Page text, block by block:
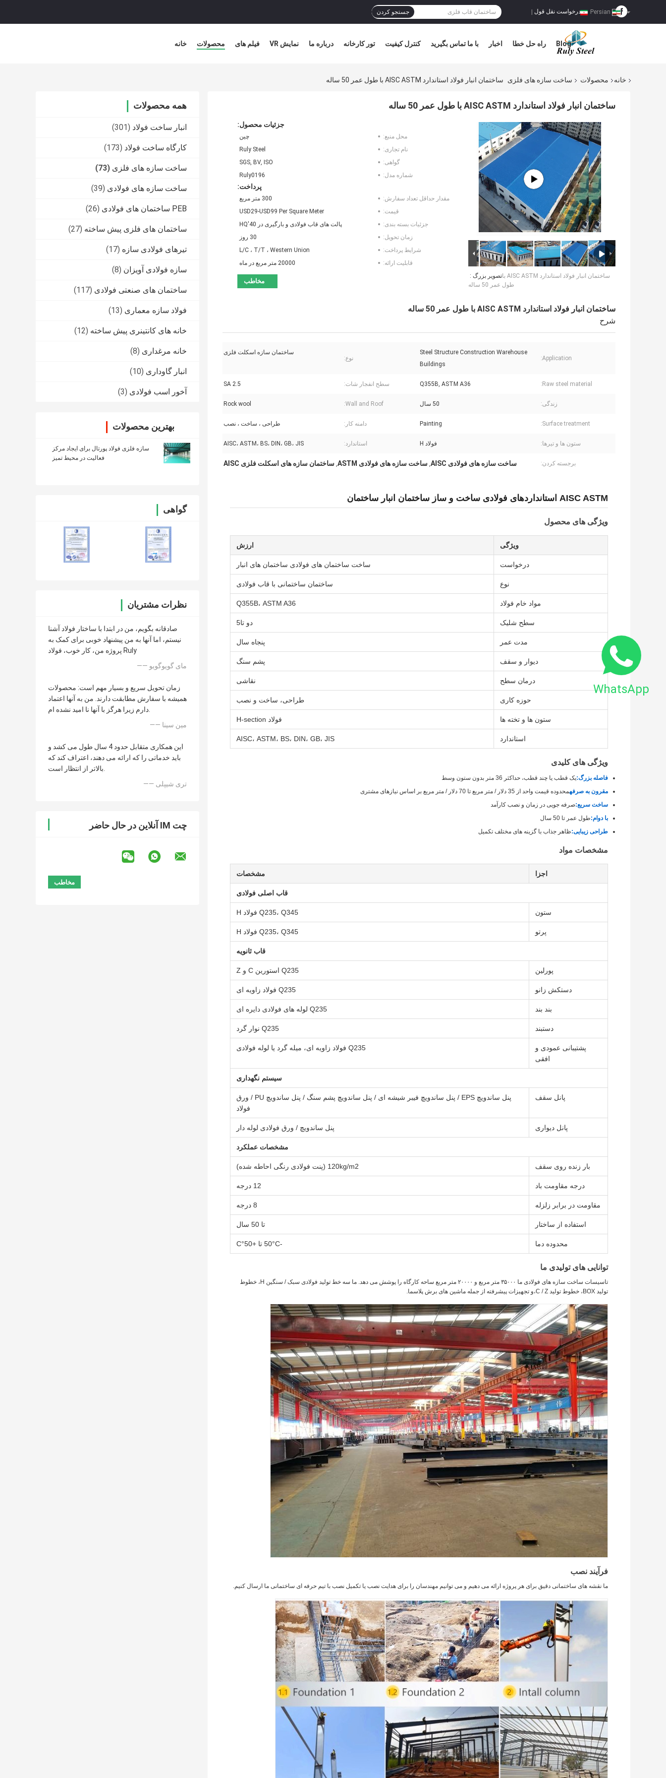
درخواست نقل قول جستجو کردن
خانه محصولات فیلم های نمایش VR درباره ما تور کارخانه کنترل کیفیت با ما تماس بگیرید اخبار راه حل خطا Blog
خانه محصولات ساخت سازه های فلزی ساختمان انبار فولاد استاندارد AISC ASTM با طول عمر 50 ساله
همه محصولات
انبار ساخت فولاد (301)
کارگاه ساخت فولاد (173)
ساخت سازه های فلزی (73)
ساخت سازه های فولادی (39)
PEB ساختمان های فولادی (26)
ساختمان های فلزی پیش ساخته (27)
تیرهای فولادی سازه (17)
سازه فولادی آویزان (8)
ساختمان های صنعتی فولادی (117)
فولاد سازه معماری (13)
خانه های کانتینری پیش ساخته (12)
خانه مرغداری (8)
انبار گاوداری (10)
آخور اسب فولادی (3)
بهترین محصولات
سازه فلزی فولاد پورتال برای ایجاد مرکز
فعالیت در محیط تمیز
گواهی
نظرات مشتریان
صادقانه بگویم، من در ابتدا با ساختار فولاد آشنا
نیستم، اما آنها به من پیشنهاد خوبی برای کمک به
پروژه من، کار خوب، فولاد Ruly
—— مای گویوگویو
زمان تحویل سریع و بسیار مهم است: محصولات
همیشه با سفارش مطابقت دارند. من به آنها اعتماد
دارم زیرا هرگز با آنها نا امید نشده ام.
—— مین سینا
این همکاری متقابل حدود 4 سال طول می کشد و
باید خدماتی را که ارائه می دهند، اعتراف کند که
بالاتر از انتظار است.
—— تری شیپلی
چت IM آنلاین در حال حاضر
ساختمان انبار فولاد استاندارد AISC ASTM با طول عمر 50 ساله
تصویر بزرگ :ساختمان انبار فولاد استاندارد AISC ASTM با
طول عمر 50 ساله
جزئیات محصول:
محل منبع:
چین
نام تجاری:
Ruly Steel
گواهی:
SGS, BV, ISO
شماره مدل:
Ruly0196
پرداخت:
مقدار حداقل تعداد سفارش:
300 متر مربع
قیمت:
USD29-USD99 Per Square Meter
جزئیات بسته بندی:
پالت های قاب فولادی و بارگیری در 40'HQ
زمان تحویل:
30 روز
شرایط پرداخت:
L/C ، T/T ، Western Union
قابلیت ارائه:
20000 متر مربع در ماه
مخاطب
ساختمان انبار فولاد استاندارد AISC ASTM با طول عمر 50 ساله
شرح
Application:
Steel Structure Construction Warehouse
Buildings
نوع:
ساختمان سازه اسکلت فلزی
Raw steel material:
Q355B, ASTM A36 سطح انفجار شات: SA 2.5
زندگی: 50 سال Wall and Roof:
Rock wool
Surface treatment:
Painting دامنه کار: طراحی ، ساخت ، نصب
ستون ها و تیرها: فولاد H استاندارد: AISC، ASTM، BS، DIN، GB، JIS
برجسته کردن: ساخت سازه های فولادی AISC , ساخت سازه های فولادی ASTM , ساختمان سازه های اسکلت فلزی AISC
AISC ASTM استانداردهای فولادی ساخت و ساز ساختمان انبار ساختمان
ویژگی های محصول
ویژگی ارزش
درخواست ساخت ساختمان های فولادی ساختمان های انبار
نوع ساختمان ساختمانی با قاب فولادی
مواد خام فولاد Q355B، ASTM A36
سطح شلیک دو تا5
مدت عمر پنجاه سال
دیوار و سقف پشم سنگ
درمان سطح نقاشی
حوزه کاری طراحی، ساخت و نصب
ستون ها و تخته ها فولاد H-section
استاندارد AISC، ASTM، BS، DIN، GB، JIS
ویژگی های کلیدی
فاصله بزرگ:یک قطب یا چند قطب، حداکثر 36 متر بدون ستون وسط
مقرون به صرفهمحدوده قیمت واحد از 35 دلار / متر مربع تا 70 دلار / متر مربع بر اساس نیازهای مشتری
ساخت سريع:صرفه جویی در زمان و نصب کارآمد
با دوام:طول عمر تا 50 سال
طراحی زیبایی:ظاهر جذاب با گزینه های مختلف تکمیل
مشخصات مواد
اجزا مشخصات
قاب اصلی فولادی
ستون Q235، Q345 فولاد H
پرتو Q235، Q345 فولاد H
قاب ثانویه
پورلین Q235 استورین C و Z
دستکش زانو Q235 فولاد زاویه ای
بند بند Q235 لوله های فولادی دایره ای
دستبند Q235 نوار گرد
پشتیبانی عمودی و
افقی
Q235 فولاد زاویه ای، میله گرد یا لوله فولادی
سیستم نگهداری
پانل سقف
پنل ساندویچ EPS / پنل ساندویچ فیبر شیشه ای / پنل ساندویچ پشم سنگ / پنل ساندویچ PU / ورق
فولاد
پانل دیواری پنل ساندویچ / ورق فولادی لوله دار
مشخصات عملکرد
بار زنده روی سقف 120kg/m2 (پنت فولادی رنگی احاطه شده)
درجه مقاومت باد 12 درجه
مقاومت در برابر زلزله 8 درجه
استفاده از ساختار تا 50 سال
محدوده دما -50°C تا +50°C
توانایی های تولیدی ما
تاسیسات ساخت سازه های فولادی ما ۳۵۰۰۰ متر مربع و ۲۰۰۰۰ متر مربع ساحه کارگاه را پوشش می دهد. ما سه خط تولید فولادی سبک / سنگین H، خطوط
تولید BOX، خطوط تولید C / Z،و تجهیزات پیشرفته از جمله ماشین های برش پلاسما.
فرآیند نصب
ما نقشه های ساختمانی دقیق برای هر پروژه ارائه می دهیم و می توانیم مهندسان را برای هدایت نصب یا تکمیل نصب با تیم حرفه ای ساختمانی ما ارسال کنیم.
WhatsApp